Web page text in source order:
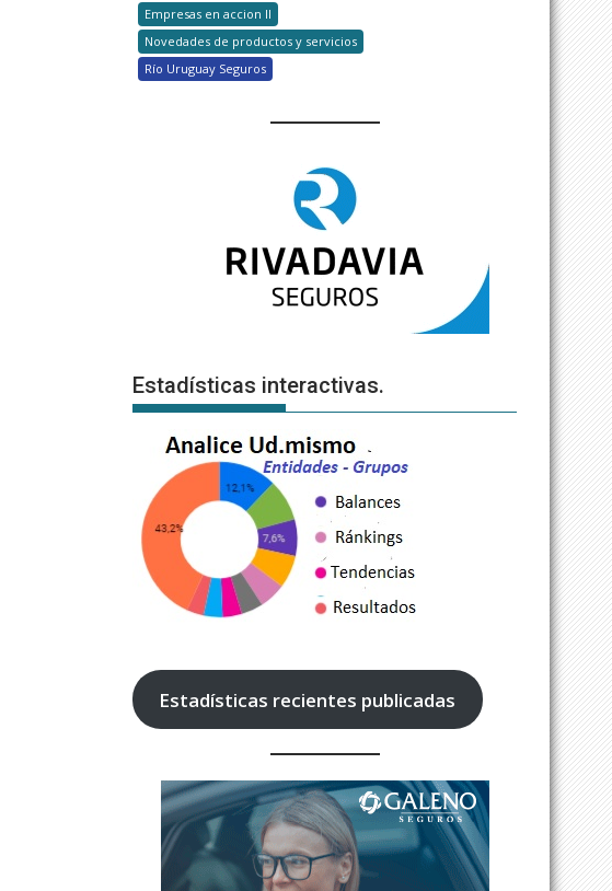
Empresas en accion II
Novedades de productos y servicios
Río Uruguay Seguros
Estadísticas interactivas.
Estadísticas recientes publicadas